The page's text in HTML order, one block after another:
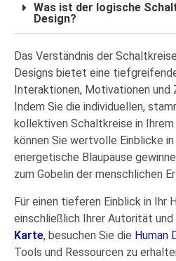
Was ist der logische
Design?
Das Verständnis der
Designs bietet eine
Interaktionen, Motivationen und
Indem Sie die individuellen,
kollektiven Schaltkreise in
können Sie wertvolle Einblicke
energetische Blaupause
zum Gobelin der menschlichen
Für einen tieferen Einblick in Ihr
einschließlich Ihrer Autorität
Karte, besuchen Sie die Human
Tools und Ressourcen zu